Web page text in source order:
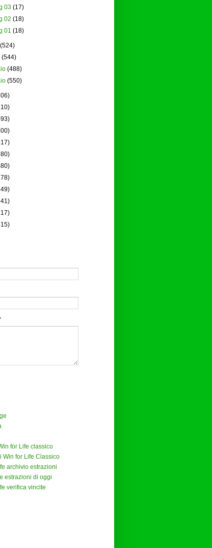
03 (17)
02 (18)
01 (18)
(524)
(544)
(488)
(550)
for Life classico
Win for Life Classico
archivio estrazioni
estrazioni di oggi
verifica vincite